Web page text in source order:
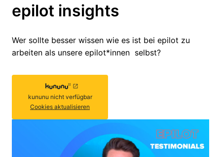
epilot insights
Wer sollte besser wissen wie es ist bei epilot zu
arbeiten als unsere epilot*innen  selbst?
kununu nicht verfügbar
Cookies aktualisieren